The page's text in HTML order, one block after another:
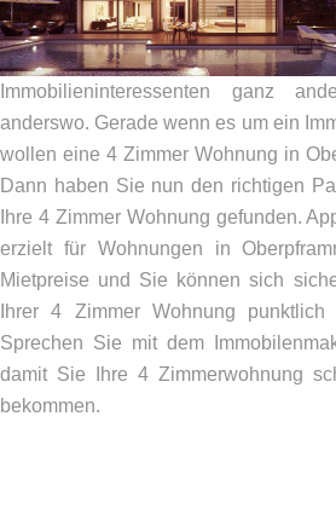
Immobilieninteressenten ganz
anderswo. Gerade wenn es um ein
wollen eine 4 Zimmer Wohnung in
Dann haben Sie nun den richtigen
Ihre 4 Zimmer Wohnung gefunden.
erzielt für Wohnungen in
Mietpreise und Sie können sich
Ihrer 4 Zimmer Wohnung
Sprechen Sie mit dem
damit Sie Ihre 4 Zimmerwohnung
bekommen.